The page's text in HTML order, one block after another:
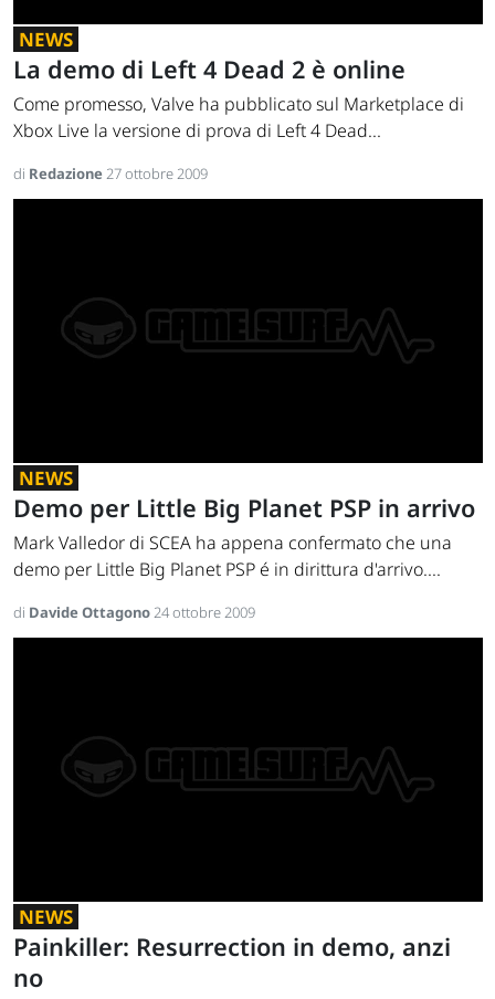
NEWS
La demo di Left 4 Dead 2 è online
Come promesso, Valve ha pubblicato sul Marketplace di
Xbox Live la versione di prova di Left 4 Dead...
di Redazione27 ottobre 2009
NEWS
Demo per Little Big Planet PSP in arrivo
Mark Valledor di SCEA ha appena confermato che una
demo per Little Big Planet PSP é in dirittura d'arrivo....
di Davide Ottagono24 ottobre 2009
NEWS
Painkiller: Resurrection in demo, anzi
no